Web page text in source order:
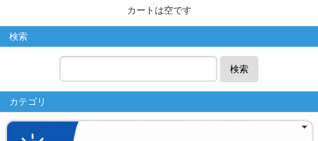
カートは空です
検索
検索
カテゴリ